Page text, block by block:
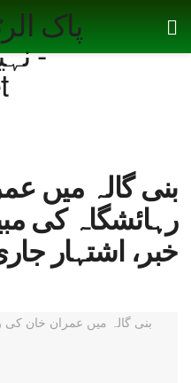
بنی گالہ میں
رہائشگاہ کی
خبر، اشتہار